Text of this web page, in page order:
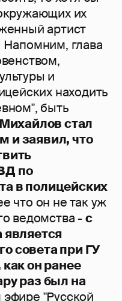
их
артист
глава
и
находить
быть
стал
и заявил, что
по
в полицейских
что он не так уж
ведомства -с
является
совета при ГУ
он ранее
раз был на
"Русской